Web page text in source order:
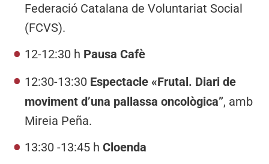
Federació Catalana de Voluntariat Social
(FCVS).
12-12:30 h Pausa Cafè
12:30-13:30 Espectacle «Frutal. Diari de
moviment d’una pallassa oncològica”, amb
Mireia Peña.
13:30 -13:45 h Cloenda